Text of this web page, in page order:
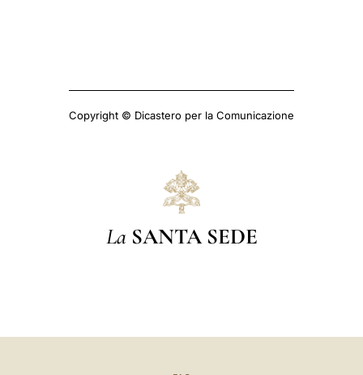
Copyright © Dicastero per la Comunicazione
La SANTA SEDE